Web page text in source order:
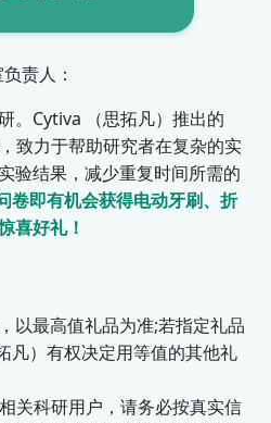
责人：
。Cytiva （思拓凡）推出的
致力于帮助研究者在复杂的实
验结果，减少重复时间所需的
卷即有机会获得电动牙刷、折
喜好礼！
以最高值礼品为准;若指定礼品
凡）有权决定用等值的其他礼
关科研用户，请务必按真实信